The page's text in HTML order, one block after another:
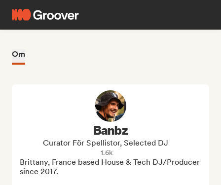
Om
Banbz
Curator För Spellistor, Selected DJ
1.6k
Brittany, France based House & Tech DJ/Producer
since 2017.